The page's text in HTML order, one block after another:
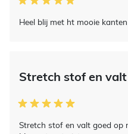
Heel blij met ht mooie
Stretch stof en
Stretch stof en valt goed op